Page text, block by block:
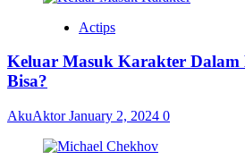
Actips
Keluar Masuk Karakter Dalam
Bisa?
AkuAktorJanuary 2, 2024 0